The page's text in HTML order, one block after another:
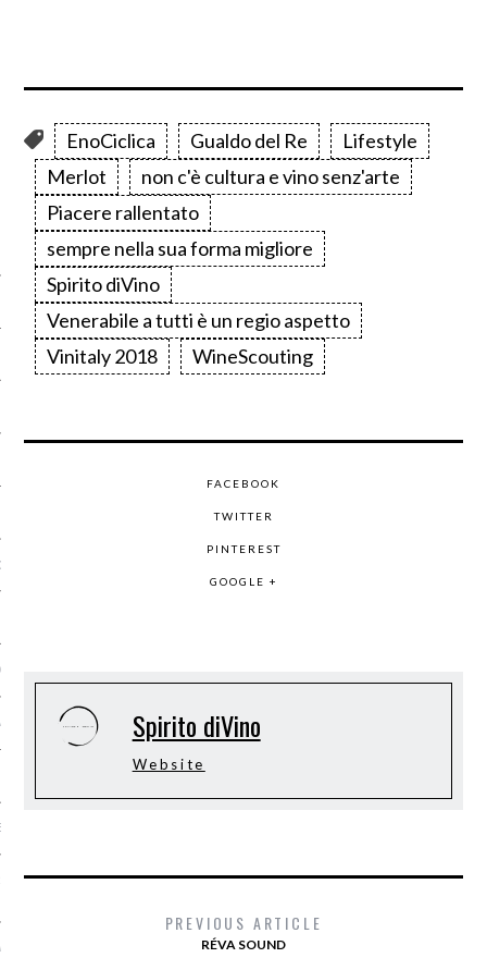
CATEGORIE
TASTE
SANA
MILANO
FOOD / DIVERSAMENTE
EnoCiclica Gualdo del Re
Lifestyle
Merlot
non c'è cultura e vino senz'arte
Piacere rallentato
sempre nella sua forma migliore
Spirito diVino
Venerabile a tutti è un regio aspetto
Vinitaly 2018
WineScouting
FACEBOOK
TWITTER
PINTEREST
GOOGLE +
Spirito diVino
Website
PREVIOUS ARTICLE
RÉVA SOUND